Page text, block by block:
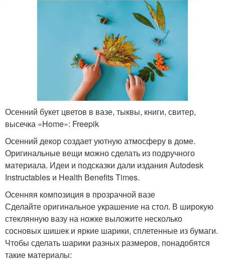
Осенний букет цветов в вазе, тыквы, книги, свитер,
высечка «Home»: Freepik
Осенний декор создает уютную атмосферу в доме.
Оригинальные вещи можно сделать из подручного
материала. Идеи и подсказки дали издания Autodesk
Instructables и Нealth Вenefits Times.
Осенняя композиция в прозрачной вазе
Сделайте оригинальное украшение на стол. В широкую
стеклянную вазу на ножке выложите несколько
сосновых шишек и яркие шарики, сплетенные из бумаги.
Чтобы сделать шарики разных размеров, понадобятся
такие материалы: